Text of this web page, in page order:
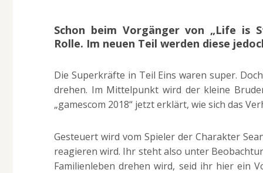
Schon beim Vorgänger von „Life is
Rolle. Im neuen Teil werden diese
Die Superkräfte in Teil Eins waren super.
drehen. Im Mittelpunkt wird der kleine
„gamescom 2018“ jetzt erklärt, wie sich das
Gesteuert wird vom Spieler der Charakter
reagieren wird. Ihr steht also unter
Familienleben drehen wird, seid ihr hier ein